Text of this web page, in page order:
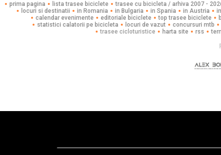
prima pagina lista trasee biciclete
trasee cu bicicleta / arhiva 2007 -
locuri si destinatii
in Romania in Bulgaria in Spania in Austria
calendar evenimente
editoriale biciclete top trasee biciclete
statistici calatorii pe bicicleta
locuri de vazut
concursuri mtb
trasee cicloturistice
harta site rss